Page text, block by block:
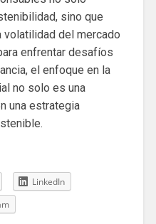
sino que
volatilidad del mercado
enfrentar desafíos
el enfoque en la
no solo es una
una estrategia
LinkedIn